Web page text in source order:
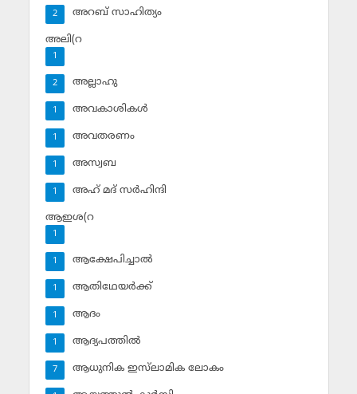
അറബ് സാഹിത്യം
2
അലി(റ
1
അല്ലാഹു
2
അവകാശികള്‍
1
അവതരണം
1
അസ്വബ
1
അഹ് മദ് സര്‍ഹിന്ദി
1
ആഇശ(റ
1
ആക്ഷേപിച്ചാല്‍
1
ആതിഥേയര്‍ക്ക്
1
ആദം
1
ആദ്യപത്തില്‍
1
ആധുനിക ഇസ്‌ലാമിക ലോകം
7